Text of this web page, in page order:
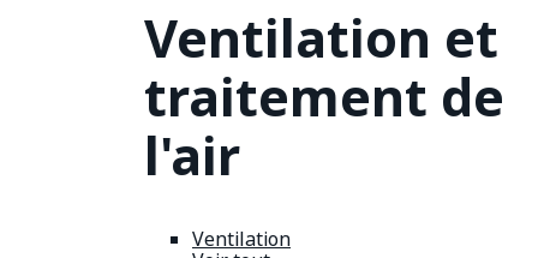
Ventilation et
traitement de
l'air
Ventilation